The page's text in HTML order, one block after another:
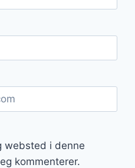
websted i denne
kommenterer.